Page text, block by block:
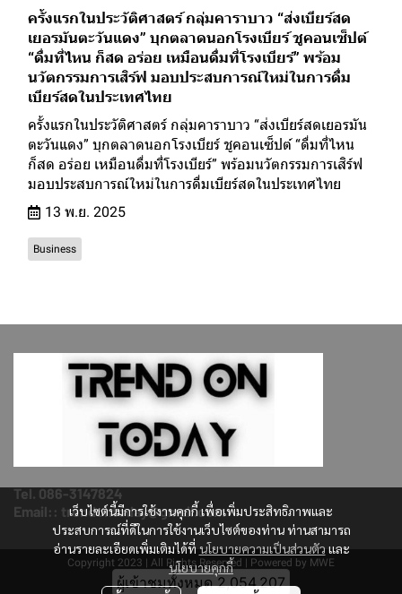
ครั้งแรกในประวัติศาสตร์ กลุ่มคาราบาว “ส่งเบียร์สด
เยอรมันตะวันแดง” บุกตลาดนอกโรงเบียร์ ชูคอนเซ็ปต์
“ดื่มที่ไหน ก็สด อร่อย เหมือนดื่มที่โรงเบียร์” พร้อม
นวัตกรรมการเสิร์ฟ มอบประสบการณ์ใหม่ในการดื่ม
เบียร์สดในประเทศไทย
ครั้งแรกในประวัติศาสตร์ กลุ่มคาราบาว “ส่งเบียร์สดเยอรมัน
ตะวันแดง” บุกตลาดนอกโรงเบียร์ ชูคอนเซ็ปต์ “ดื่มที่ไหน
ก็สด อร่อย เหมือนดื่มที่โรงเบียร์” พร้อมนวัตกรรมการเสิร์ฟ
มอบประสบการณ์ใหม่ในการดื่มเบียร์สดในประเทศไทย
13 พ.ย. 2025
Business
เว็บไซต์นี้มีการใช้งานคุกกี้ เพื่อเพิ่มประสิทธิภาพและ
ประสบการณ์ที่ดีในการใช้งานเว็บไซต์ของท่าน ท่านสามารถ
อ่านรายละเอียดเพิ่มเติมได้ที่ นโยบายความเป็นส่วนตัว และ
นโยบายคุกกี้
Tel. 086-3147824
Email:: trendontoday@gmail.com
Copyright 2023 | All Rights Reserved | Powered by MWE
ผู้เข้าชมวันนี้1,568